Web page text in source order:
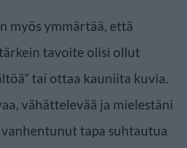
myös ymmärtää, että
tavoite olisi ollut
tai ottaa kauniita kuvia.
vähättelevää ja mielestäni
tapa suhtautua